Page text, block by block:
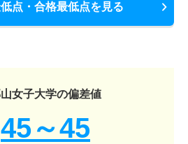
点・合格最低点を見る
女子大学の偏差値
45～45